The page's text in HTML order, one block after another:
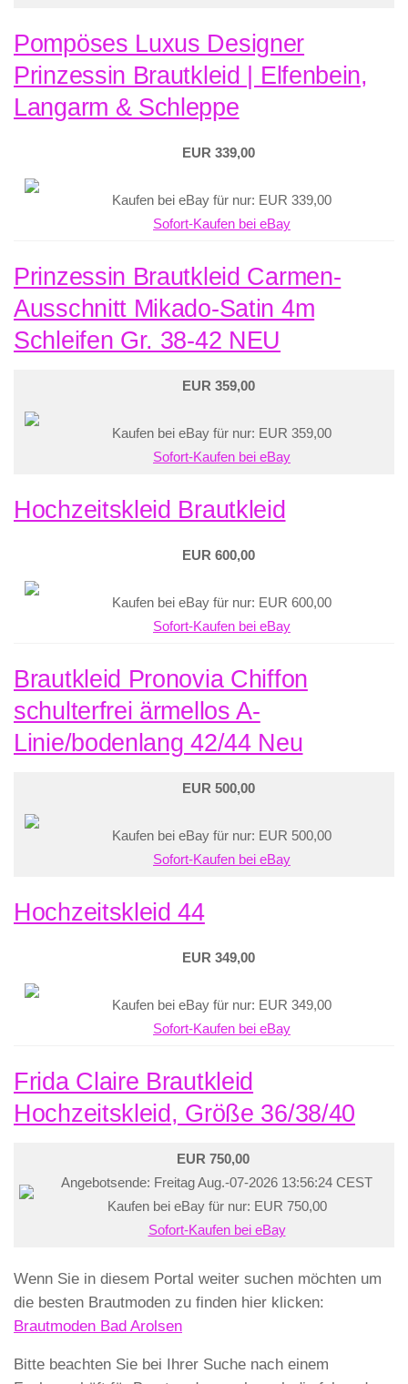
Pompöses Luxus Designer
Prinzessin Brautkleid | Elfenbein,
Langarm & Schleppe
EUR 339,00
Kaufen bei eBay für nur: EUR 339,00
Sofort-Kaufen bei eBay
Prinzessin Brautkleid Carmen-
Ausschnitt Mikado-Satin 4m
Schleifen Gr. 38-42 NEU
EUR 359,00
Kaufen bei eBay für nur: EUR 359,00
Sofort-Kaufen bei eBay
Hochzeitskleid Brautkleid
EUR 600,00
Kaufen bei eBay für nur: EUR 600,00
Sofort-Kaufen bei eBay
Brautkleid Pronovia Chiffon
schulterfrei ärmellos A-
Linie/bodenlang 42/44 Neu
EUR 500,00
Kaufen bei eBay für nur: EUR 500,00
Sofort-Kaufen bei eBay
Hochzeitskleid 44
EUR 349,00
Kaufen bei eBay für nur: EUR 349,00
Sofort-Kaufen bei eBay
Frida Claire Brautkleid
Hochzeitskleid, Größe 36/38/40
EUR 750,00
Angebotsende: Freitag Aug.-07-2026 13:56:24 CEST
Kaufen bei eBay für nur: EUR 750,00
Sofort-Kaufen bei eBay
Wenn Sie in diesem Portal weiter suchen möchten um
die besten Brautmoden zu finden hier klicken:
Brautmoden Bad Arolsen
Bitte beachten Sie bei Ihrer Suche nach einem